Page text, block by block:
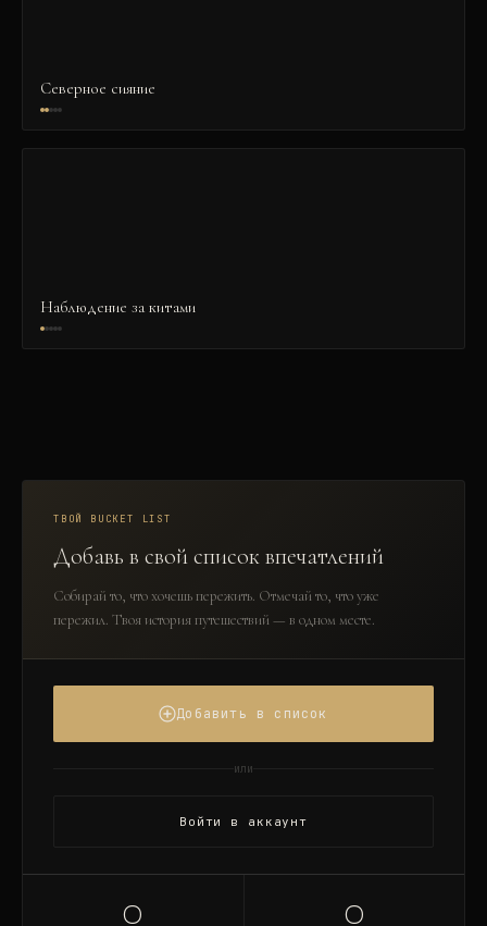
Северное сияние
Наблюдение за китами
ТВОЙ BUCKET LIST
Добавь в свой список впечатлений
Собирай то, что хочешь пережить. Отмечай то, что уже
пережил. Твоя история путешествий — в одном месте.
Добавить в список
или
Войти в аккаунт
0 0